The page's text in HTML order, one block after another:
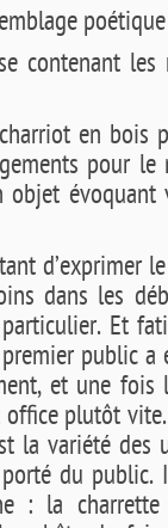
contenant les
en bois
pour
évoquant
d’exprimer
dans les
Et
public a
et une fois
plutôt
la variété des
du public.
: la